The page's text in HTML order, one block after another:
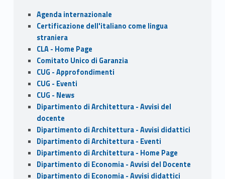
Sidebar
Agenda internazionale
Certificazione dell'italiano come lingua
straniera
CLA - Home Page
Comitato Unico di Garanzia
CUG - Approfondimenti
CUG - Eventi
CUG - News
Dipartimento di Architettura - Avvisi del
docente
Dipartimento di Architettura - Avvisi didattici
Dipartimento di Architettura - Eventi
Dipartimento di Architettura - Home Page
Dipartimento di Economia - Avvisi del Docente
Dipartimento di Economia - Avvisi didattici